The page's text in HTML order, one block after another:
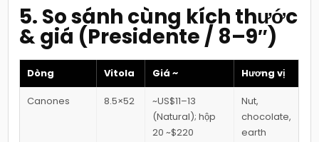
5. So sánh cùng kích thước
& giá (Presidente / 8–9″)
Dòng Vitola Giá ~ Hương vị
Canones 8.5×52
~US$11–13
(Natural); hộp
20 ~$220
Nut,
chocolate,
earth